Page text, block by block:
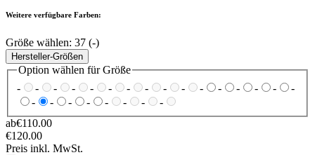
Weitere verfügbare Farben:
Größe wählen: 37 (-)
Hersteller-Größen
Option wählen für Größe
-
- - - - - - - - - - - - - -
-
-
- - - - - -
-
ab€110.00
€120.00
Preis inkl. MwSt.